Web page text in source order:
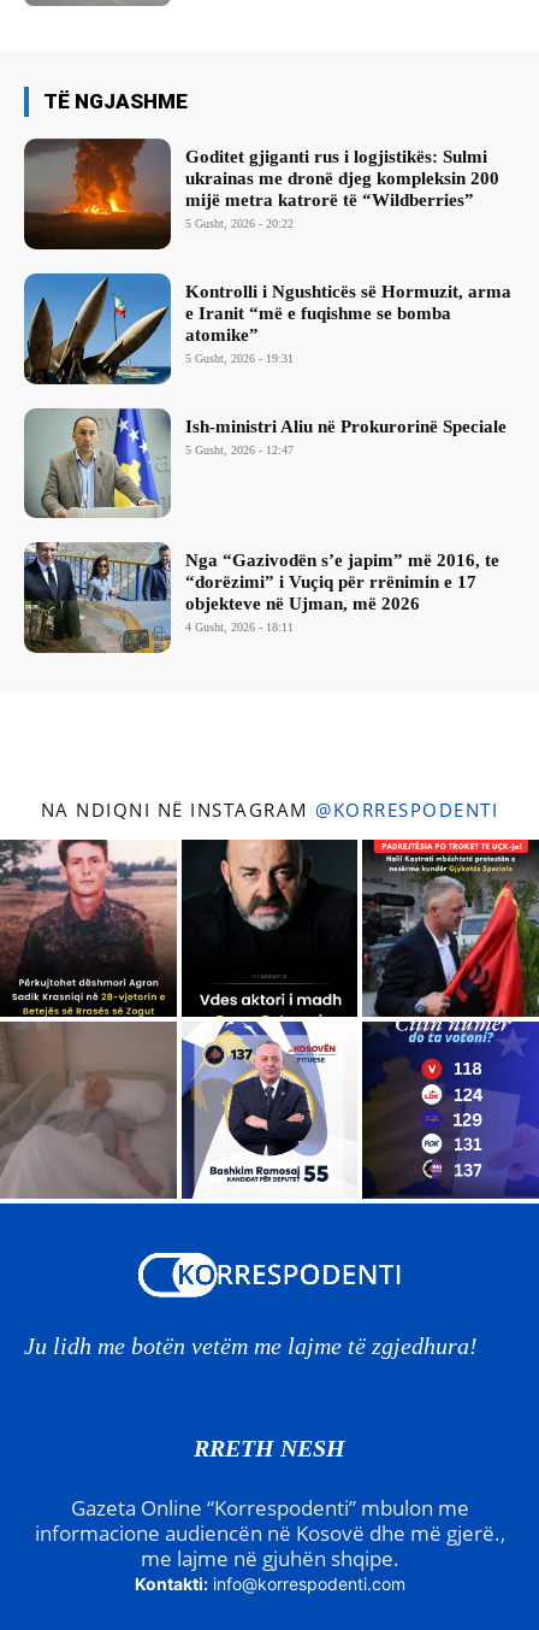
TË NGJASHME
Goditet gjiganti rus i logjistikës: Sulmi
ukrainas me dronë djeg kompleksin 200
mijë metra katrorë të “Wildberries”
5 Gusht, 2026 - 20:22
Kontrolli i Ngushticës së Hormuzit, arma
e Iranit “më e fuqishme se bomba
atomike”
5 Gusht, 2026 - 19:31
Ish-ministri ​Aliu në Prokurorinë Speciale
5 Gusht, 2026 - 12:47
Nga “Gazivodën s’e japim” më 2016, te
“dorëzimi” i Vuçiq për rrënimin e 17
objekteve në Ujman, më 2026
4 Gusht, 2026 - 18:11
NA NDIQNI NË INSTAGRAM @KORRESPODENTI
Ju lidh me botën vetëm me lajme të zgjedhura!
RRETH NESH
Gazeta Online “Korrespodenti” mbulon me
informacione audiencën në Kosovë dhe më gjerë.,
me lajme në gjuhën shqipe.
Kontakti: info@korrespodenti.com